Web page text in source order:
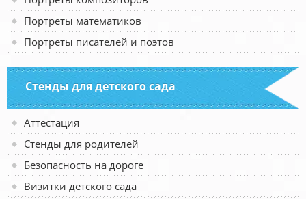
Портреты математиков
Портреты писателей и поэтов
Стенды для детского сада
Аттестация
Стенды для родителей
Безопасность на дороге
Визитки детского сада